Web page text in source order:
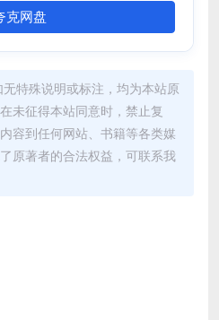
克网盘
特殊说明或标注，均为本站原
未征得本站同意时，禁止复
容到任何网站、书籍等各类媒
原著者的合法权益，可联系我